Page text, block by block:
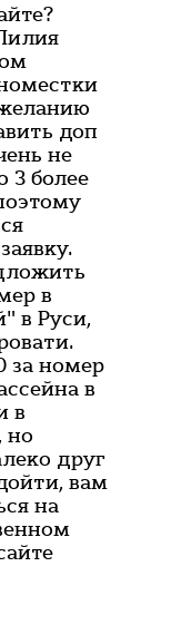
доп
не
3 более
в
в Руси,
за номер
в
в
но
друг
вам
на